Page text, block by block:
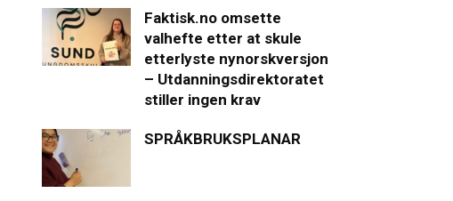
Faktisk.no omsette
valhefte etter at skule
etterlyste nynorskversjon
– Utdanningsdirektoratet
stiller ingen krav
SPRÅKBRUKSPLANAR